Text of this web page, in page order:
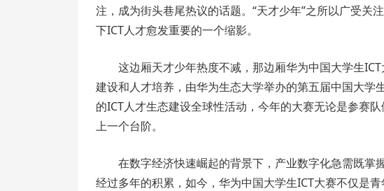
注，成为街头巷尾热议的话题。“天才少年”之所以广受关
下ICT人才愈发重要的一个缩影。
这边厢天才少年热度不减，那边厢华为中国大学生
建设和人才培养，由华为生态大学举办的第五届中国大学
的ICT人才生态建设全球性活动，今年的大赛无论是参赛
上一个台阶。
在数字经济快速崛起的背景下，产业数字化急需既掌
经过多年的积累，如今，华为中国大学生ICT大赛不仅是